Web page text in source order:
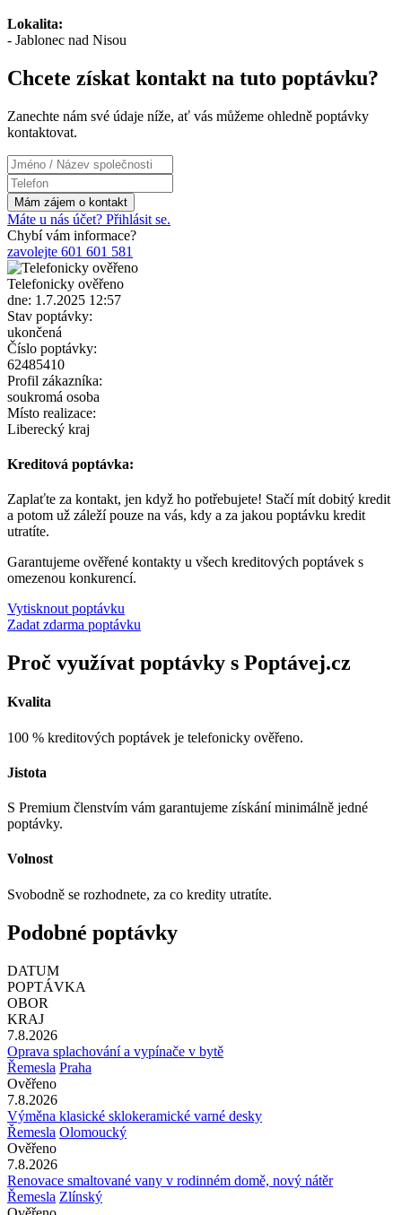
Lokalita:
- Jablonec nad Nisou
Chcete získat kontakt na tuto poptávku?
Zanechte nám své údaje níže, ať vás můžeme ohledně poptávky
kontaktovat.
Máte u nás účet? Přihlásit se.
Chybí vám informace?
zavolejte 601 601 581
Telefonicky ověřeno
dne: 1.7.2025 12:57
Stav poptávky:
ukončená
Číslo poptávky:
62485410
Profil zákazníka:
soukromá osoba
Místo realizace:
Liberecký kraj
Kreditová poptávka:
Zaplaťte za kontakt, jen když ho potřebujete! Stačí mít dobitý kredit
a potom už záleží pouze na vás, kdy a za jakou poptávku kredit
utratíte.
Garantujeme ověřené kontakty u všech kreditových poptávek s
omezenou konkurencí.
Vytisknout poptávku
Zadat zdarma poptávku
Proč využívat poptávky s Poptávej.cz
Kvalita
100 % kreditových poptávek je telefonicky ověřeno.
Jistota
S Premium členstvím vám garantujeme získání minimálně jedné
poptávky.
Volnost
Svobodně se rozhodnete, za co kredity utratíte.
Podobné poptávky
DATUM
POPTÁVKA
OBOR
KRAJ
7.8.2026
Oprava splachování a vypínače v bytě
Řemesla Praha
Ověřeno
7.8.2026
Výměna klasické sklokeramické varné desky
Řemesla Olomoucký
Ověřeno
7.8.2026
Renovace smaltované vany v rodinném domě, nový nátěr
Řemesla Zlínský